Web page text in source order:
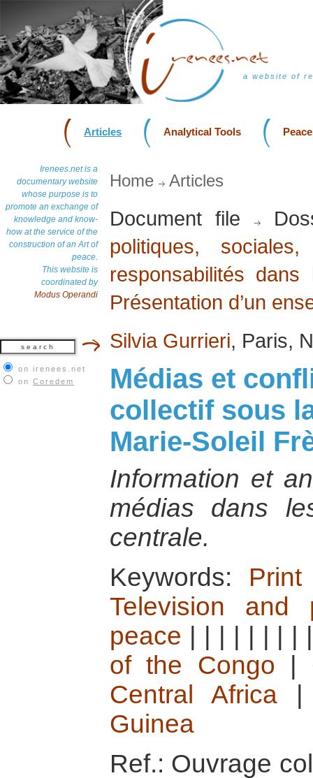
a website of
Articles Analytical Tools
Irenees.net is a
documentary website
whose purpose is to
promote an exchange of
knowledge and know-
how at the service of the
construction of an Art of
peace.
This website is
coordinated by
Modus Operandi
on irenees.net
on Coredem
Home Articles
Document file
politiques,
responsabilités
Présentation d’un
Silvia Gurrieri, Paris,
Médias et
collectif sous
Marie-Soleil
Information et
médias dans
centrale.
Keywords:
Television and
peace
of the Congo
Central Africa
Guinea
Ref.: Ouvrage